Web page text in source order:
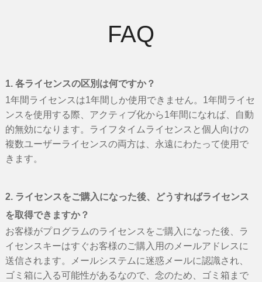
FAQ
1. 各ライセンスの区別は何ですか？
1年間ライセンスは1年間しか使用できません。1年間ライセ
ンスを使用する際、アクティブ化から1年間になれば、自動
的無効になります。ライフタイムライセンスと個人向けの
複数ユーザーライセンスの両方は、永遠にわたって使用で
きます。
2. ライセンスをご購入になった後、どうすればライセンス
を取得できますか？
お客様がプログラムのライセンスをご購入になった後、ラ
イセンスキーはすぐお客様のご購入用のメールアドレスに
送信されます。メールシステムに迷惑メールに認識され、
ゴミ箱に入る可能性があるなので、念のため、ゴミ箱まで